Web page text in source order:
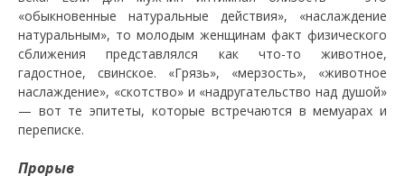
«обыкновенные натуральные действия», «наслаждение
натуральным», то молодым женщинам факт физического
сближения представлялся как что-то животное,
гадостное, свинское. «Грязь», «мерзость», «животное
наслаждение», «скотство» и «надругательство над душой»
— вот те эпитеты, которые встречаются в мемуарах и
переписке.
Прорыв